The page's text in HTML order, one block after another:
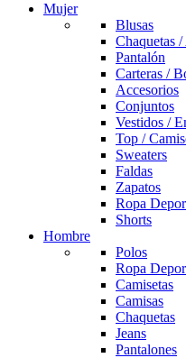
Mujer
Blusas
Chaquetas
Pantalón
Carteras /
Accesorios
Conjuntos
Vestidos /
Top /
Sweaters
Faldas
Zapatos
Ropa
Shorts
Hombre
Polos
Ropa
Camisetas
Camisas
Chaquetas
Jeans
Pantalones